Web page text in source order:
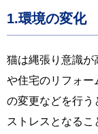
1.環境の変化
猫は縄張り意識が
や住宅のリフォー
の変更などを行
ストレスとなるこ